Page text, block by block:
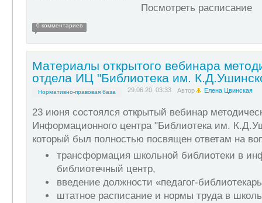
Посмотреть расписание
0 комментариев
Материалы открытого вебинара
отдела ИЦ "Библиотека им.
Нормативно-правовая база 29.06.20, 03:33 Автор Елена Цвинская
23 июня состоялся открытый вебинар
Информационного центра "Библиотека им.
который был полностью посвящен ответам на
трансформация школьной библиотеки в
библиотечный центр,
введение должности «педагог-
штатное расписание и нормы труда в